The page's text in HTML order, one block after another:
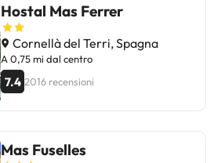
Hostal Mas Ferrer
Cornellà del Terri, Spagna
A 0,75 mi dal centro
7.4 2016 recensioni
Mas Fuselles